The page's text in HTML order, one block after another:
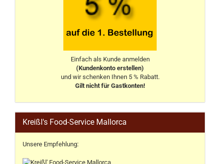
Einfach als Kunde anmelden
(Kundenkonto erstellen)
und wir schenken Ihnen 5 % Rabatt.
Gilt nicht für Gastkonten!
Kreißl's Food-Service Mallorca
Unsere Empfehlung: